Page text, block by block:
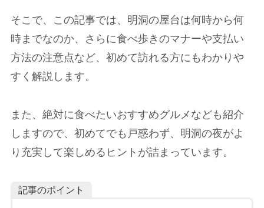
そこで、この記事では、明洞の屋台は何時から何
時までなのか、さらに食べ歩きのマナーや支払い
方法の注意点など、初めて訪れる方にもわかりや
すく解説します。
また、絶対に食べたいおすすめグルメなども紹介
しますので、初めてでも戸惑わず、明洞の夜がよ
り充実して楽しめるヒントが詰まっています。
記事のポイント